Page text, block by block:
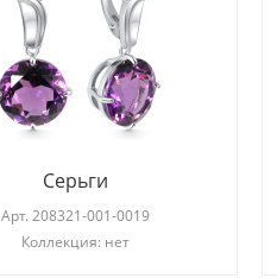
Серьги
Арт.208321-001-0019
Коллекция: нет